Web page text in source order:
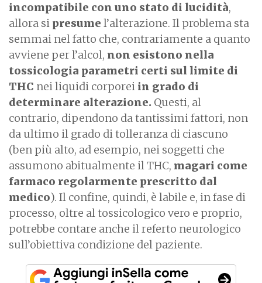
incompatibile con uno stato di lucidità,
allora si presume l’alterazione. Il problema sta
semmai nel fatto che, contrariamente a quanto
avviene per l’alcol, non esistono nella
tossicologia parametri certi sul limite di
THC nei liquidi corporei in grado di
determinare alterazione. Questi, al
contrario, dipendono da tantissimi fattori, non
da ultimo il grado di tolleranza di ciascuno
(ben più alto, ad esempio, nei soggetti che
assumono abitualmente il THC, magari come
farmaco regolarmente prescritto dal
medico). Il confine, quindi, è labile e, in fase di
processo, oltre al tossicologico vero e proprio,
potrebbe contare anche il referto neurologico
sull’obiettiva condizione del paziente.